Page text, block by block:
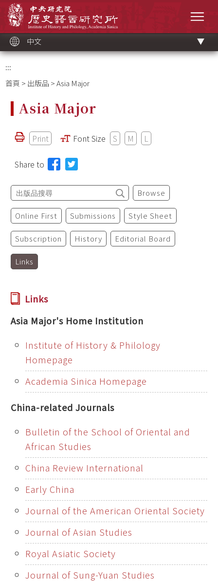
中文
:::
首頁 > 出版品 > Asia Major
Asia Major
Print Font Size S M L
Share to
Browse
Online First Submissions Style Sheet
Subscription History Editorial Board
Links
Links
Asia Major's Home Institution
Institute of History & Philology
Homepage
Academia Sinica Homepage
China-related Journals
Bulletin of the School of Oriental and
African Studies
China Review International
Early China
Journal of the American Oriental Society
Journal of Asian Studies
Royal Asiatic Society
Journal of Sung-Yuan Studies